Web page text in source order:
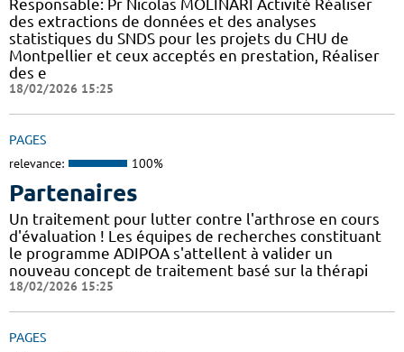
Responsable: Pr Nicolas MOLINARI Activité Réaliser
des extractions de données et des analyses
statistiques du SNDS pour les projets du CHU de
Montpellier et ceux acceptés en prestation, Réaliser
des e
18/02/2026 15:25
PAGES
relevance: 100%
Partenaires
Un traitement pour lutter contre l'arthrose en cours
d'évaluation ! Les équipes de recherches constituant
le programme ADIPOA s'attellent à valider un
nouveau concept de traitement basé sur la thérapi
18/02/2026 15:25
PAGES